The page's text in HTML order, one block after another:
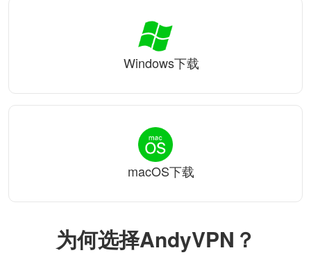
为何选择AndyVPN？
Windows下载
macOS下载